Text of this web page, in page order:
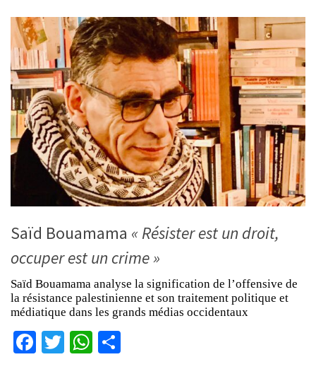
Saïd Bouamama « Résister est un droit,
occuper est un crime »
Saïd Bouamama analyse la signification de l’offensive de
la résistance palestinienne et son traitement politique et
médiatique dans les grands médias occidentaux
Facebook
TwitterWhatsApp